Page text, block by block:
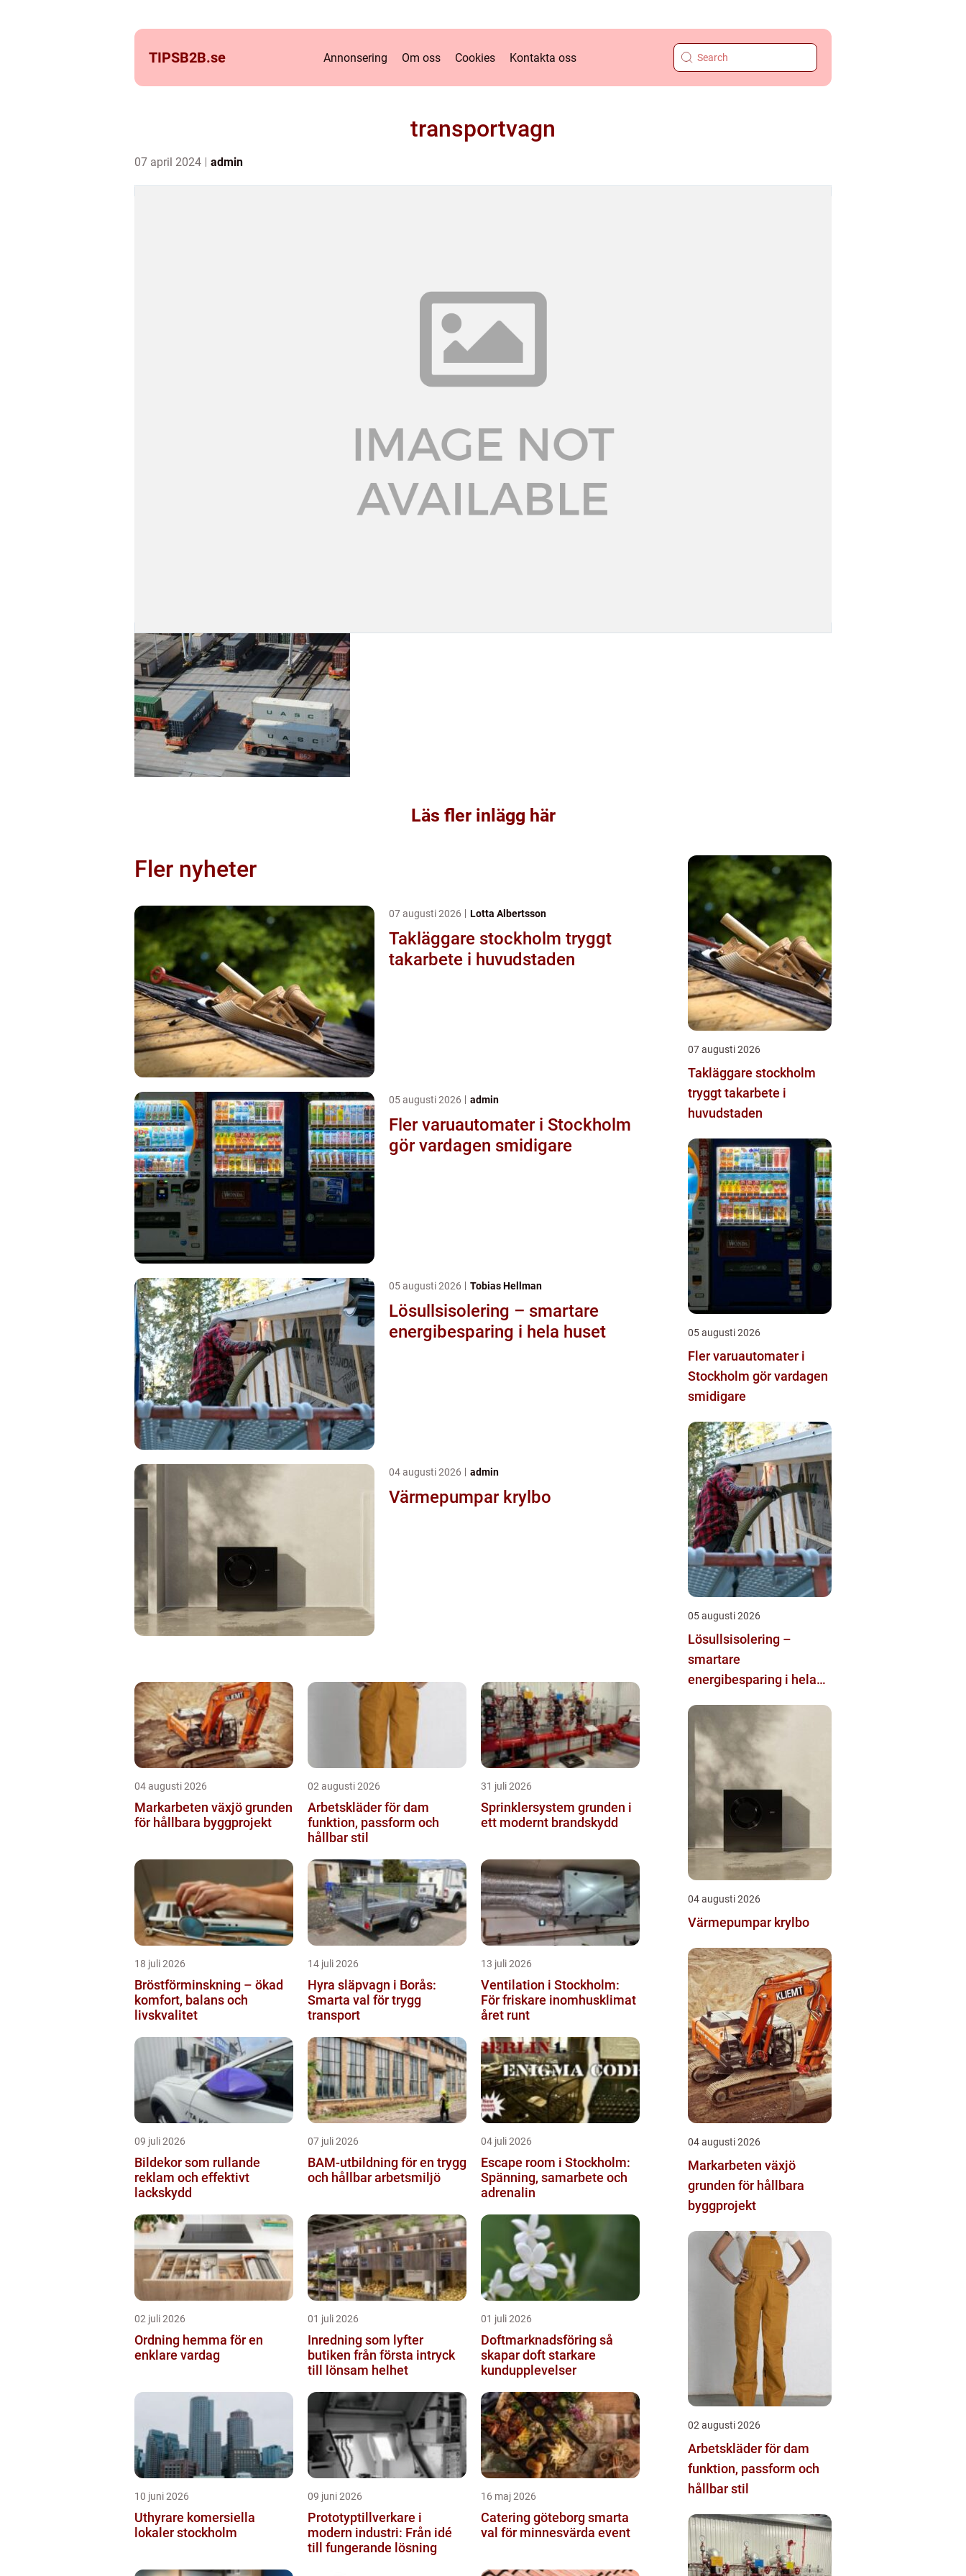
TIPSB2B.se Annonsering Om oss Cookies Kontakta oss
transportvagn
07 april 2024 admin
Läs fler inlägg här
Fler nyheter
07 augusti 2026 Lotta Albertsson
Takläggare stockholm tryggt
takarbete i huvudstaden
05 augusti 2026 admin
Fler varuautomater i Stockholm
gör vardagen smidigare
05 augusti 2026 Tobias Hellman
Lösullsisolering – smartare
energibesparing i hela huset
04 augusti 2026 admin
Värmepumpar krylbo
04 augusti 2026
Markarbeten växjö grunden
för hållbara byggprojekt
02 augusti 2026
Arbetskläder för dam
funktion, passform och
hållbar stil
31 juli 2026
Sprinklersystem grunden i
ett modernt brandskydd
18 juli 2026
Bröstförminskning – ökad
komfort, balans och
livskvalitet
14 juli 2026
Hyra släpvagn i Borås:
Smarta val för trygg
transport
13 juli 2026
Ventilation i Stockholm:
För friskare inomhusklimat
året runt
09 juli 2026
Bildekor som rullande
reklam och effektivt
lackskydd
07 juli 2026
BAM-utbildning för en trygg
och hållbar arbetsmiljö
04 juli 2026
Escape room i Stockholm:
Spänning, samarbete och
adrenalin
02 juli 2026
Ordning hemma för en
enklare vardag
01 juli 2026
Inredning som lyfter
butiken från första intryck
till lönsam helhet
01 juli 2026
Doftmarknadsföring så
skapar doft starkare
kundupplevelser
10 juni 2026
Uthyrare komersiella
lokaler stockholm
09 juni 2026
Prototyptillverkare i
modern industri: Från idé
till fungerande lösning
16 maj 2026
Catering göteborg smarta
val för minnesvärda event
07 augusti 2026
Takläggare stockholm
tryggt takarbete i
huvudstaden
05 augusti 2026
Fler varuautomater i
Stockholm gör vardagen
smidigare
05 augusti 2026
Lösullsisolering –
smartare
energibesparing i hela
04 augusti 2026
Värmepumpar krylbo
04 augusti 2026
Markarbeten växjö
grunden för hållbara
byggprojekt
02 augusti 2026
Arbetskläder för dam
funktion, passform och
hållbar stil